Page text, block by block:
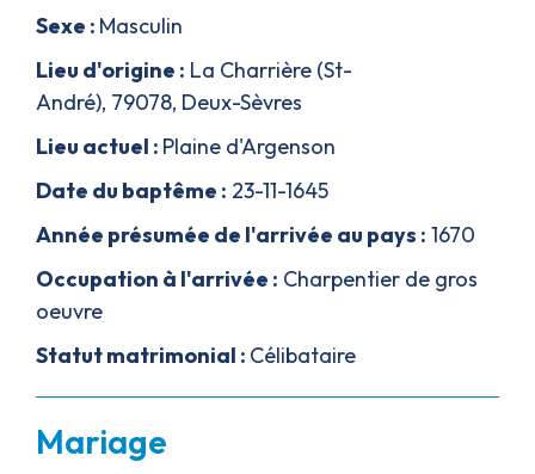
Sexe : Masculin
Lieu d'origine : La Charrière (St-
André), 79078, Deux-Sèvres
Lieu actuel : Plaine d'Argenson
Date du baptême : 23-11-1645
Année présumée de l'arrivée au pays : 1670
Occupation à l'arrivée : Charpentier de gros
oeuvre
Statut matrimonial : Célibataire
Mariage